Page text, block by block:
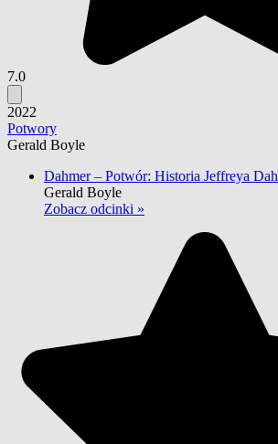
7.0
2022
Potwory
Gerald Boyle
Dahmer – Potwór: Historia Jeffreya
Gerald Boyle
Zobacz odcinki »